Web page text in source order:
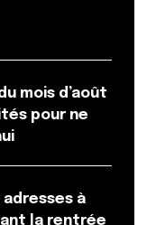
commentaires
mois d’août
pour ne
adresses à
la rentrée